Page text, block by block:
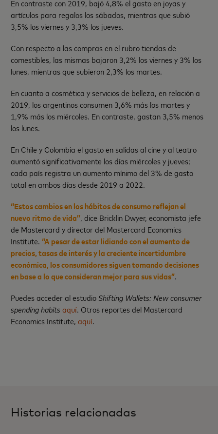
En contraste con 2019, bajó 4,8% el gasto en joyas y
artículos para regalos los sábados, mientras que subió
3,5% los viernes y 3,3% los jueves.
Con respecto a las compras en el rubro tiendas de
comestibles, las mismas bajaron 3,2% los viernes y 3% los
lunes, mientras que subieron 2,3% los martes.
En cuanto a cosmética y servicios de belleza, en relación a
2019, los argentinos consumen 3,6% más los martes y
1,9% más los miércoles. En contraste, gastan 3,5% menos
los lunes.
En Chile y Colombia el gasto en salidas al cine y al teatro
aumentó significativamente los días miércoles y jueves;
cada país registra un aumento mínimo del 3% de gasto
total en ambos días desde 2019 a 2022.
“Estos cambios en los hábitos de consumo reflejan el
nuevo ritmo de vida”, dice Bricklin Dwyer, economista jefe
de Mastercard y director del Mastercard Economics
Institute.“A pesar de estar lidiando con el aumento de
precios, tasas de interés y la creciente incertidumbre
económica, los consumidores siguen tomando decisiones
en base a lo que consideran mejor para sus vidas”.
Puedes acceder al estudioShifting Wallets: New consumer
spending habits aquí. Otros reportes del Mastercard
Economics Institute,aquí.
Historias relacionadas